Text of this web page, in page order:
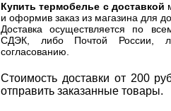
Купить термобелье с доставкой
и оформив заказ из магазина для
Доставка осуществляется по
СДЭК, либо Почтой России,
согласованию.
Cтоимость доставки от 200
отправить заказанные товары.